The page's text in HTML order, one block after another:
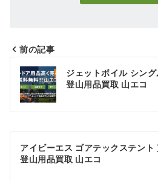
投
稿
ナ
ビ
ゲ
前の記事
ジェットボイル シン
登山用品買取 山エコ
アイビーエス ゴアテックステント
登山用品買取 山エコ